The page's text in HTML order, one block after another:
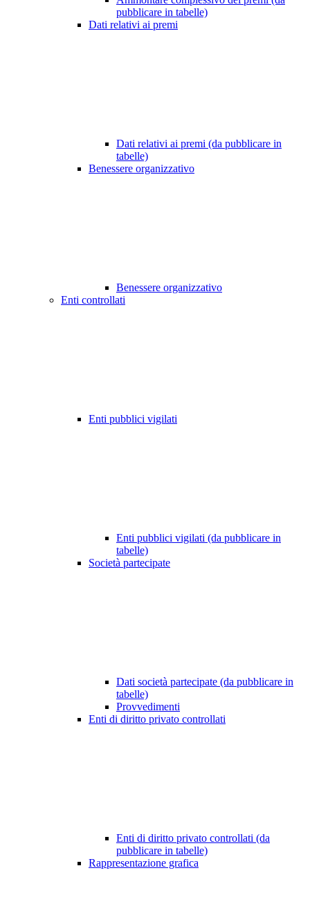
pubblicare in tabelle)
Dati relativi ai premi
Dati relativi ai premi (da pubblicare in
tabelle)
Benessere organizzativo
Benessere organizzativo
Enti controllati
Enti pubblici vigilati
Enti pubblici vigilati (da pubblicare in
tabelle)
Società partecipate
Dati società partecipate (da pubblicare in
tabelle)
Provvedimenti
Enti di diritto privato controllati
Enti di diritto privato controllati (da
pubblicare in tabelle)
Rappresentazione grafica